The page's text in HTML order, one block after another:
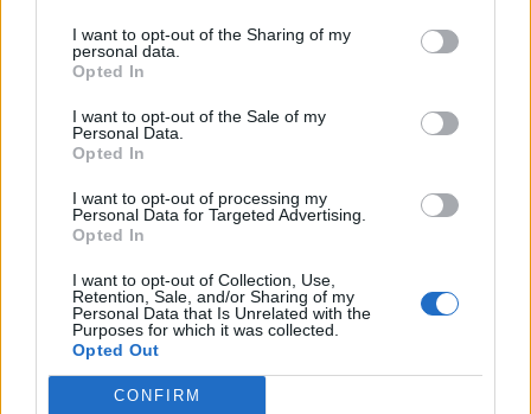
I want to opt-out of the Sharing of my
personal data.
Opted In
I want to opt-out of the Sale of my
Personal Data.
Opted In
I want to opt-out of processing my
Personal Data for Targeted Advertising.
Opted In
I want to opt-out of Collection, Use,
Retention, Sale, and/or Sharing of my
Personal Data that Is Unrelated with the
Purposes for which it was collected.
Opted Out
CONFIRM
Επίθεση Νίκαια: Αναζητούν στο Twitter τους
αγνοούμενους - Το hashtag, που έφτιαξαν
@15-07-2016